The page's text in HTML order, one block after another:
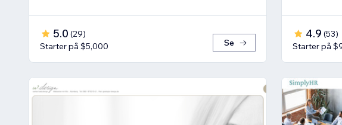
5.0 (29)
Starter på $5,000
Se
4.9 (53)
Starter på